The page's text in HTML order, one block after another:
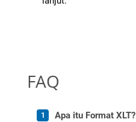
FAQ
Apa itu Format XLT?